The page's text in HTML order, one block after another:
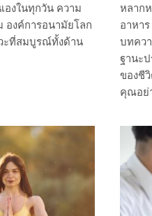
องในทุกวัน ความ
องค์การอนามัยโลก
ะที่สมบูรณ์ทั้งด้าน
หลาก
อาหา
บทคว
ฐานะ
ของชี
คุณอย่